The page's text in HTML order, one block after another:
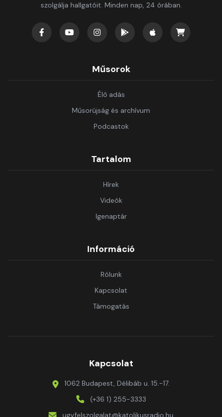
szolgálja hallgatóit. Minden nap, 24 órában.
Műsorok
Élő adás
Műsorújság és archívum
Podcastok
Tartalom
Hírek
Videók
Igenaptár
Információ
Rólunk
Kapcsolat
Támogatás
Kapcsolat
1062 Budapest, Délibáb u. 15.-17.
(+36 1) 255-3333
ugyfelszolgalat@katolikusradio.hu